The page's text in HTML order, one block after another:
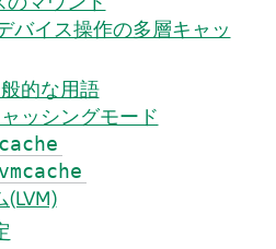
バイス操作の多層キャッ
的な用語
ッシングモード